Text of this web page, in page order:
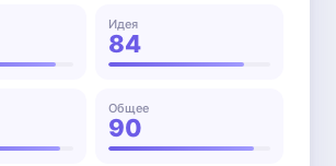
Идея
84
Общее
90